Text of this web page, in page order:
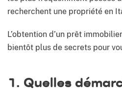
recherchent une propriété en
L’obtention d’un prêt
bientôt plus de secrets pour
1. Quelles